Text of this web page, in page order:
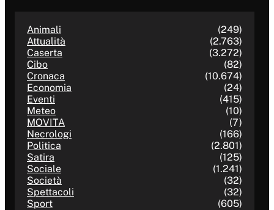
Animali
(249)
Attualità
(2.763)
Caserta
(3.272)
Cibo
(82)
Cronaca
(10.674)
Economia
(24)
Eventi
(415)
Meteo
(10)
MOVITA
(7)
Necrologi
(166)
Politica
(2.801)
Satira
(125)
Sociale
(1.241)
Società
(32)
Spettacoli
(32)
Sport
(605)